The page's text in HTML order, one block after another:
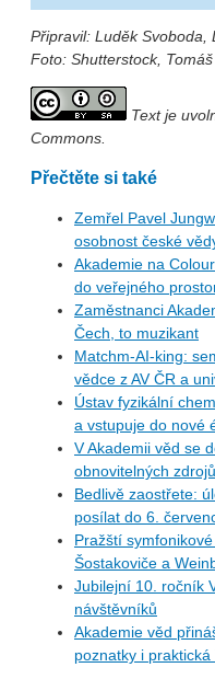
Připravil: Luděk Svoboda,
Foto: Shutterstock,
Text je
Commons.
Přečtěte si také
Zemřel Pavel
osobnost české
Akademie na
do veřejného
Zaměstnanci
Čech, to muzikant
Matchm-AI-king:
vědce z AV ČR a
Ústav fyzikální
a vstupuje do nové
V Akademii věd se
obnovitelných
Bedlivě zaostřete:
posílat do 6.
Pražští
Šostakoviče a
Jubilejní 10. ročník
návštěvníků
Akademie věd
poznatky i